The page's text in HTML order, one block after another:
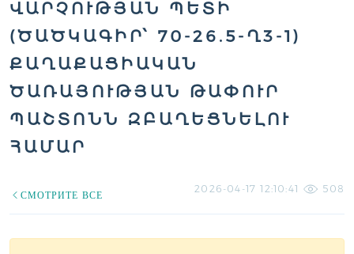
ԱՐՉՈՒԹՅԱՆ ՊԵՏԻ (
ԾԱԾԿԱԳԻՐ՝ 70-26.5-Ղ3-1) Ք
ԱՂԱՔԱՑԻԱԿԱՆ Ծ
ԱՌԱՅՈՒԹՅԱՆ ԹԱՓՈՒՐ Պ
ԱՇՏՈՆՆ ԶԲԱՂԵՑՆԵԼՈՒ Հ
ԱՄԱՐ
СМОТРИТЕ ВСЕ
2026-04-17 12:10:41 508